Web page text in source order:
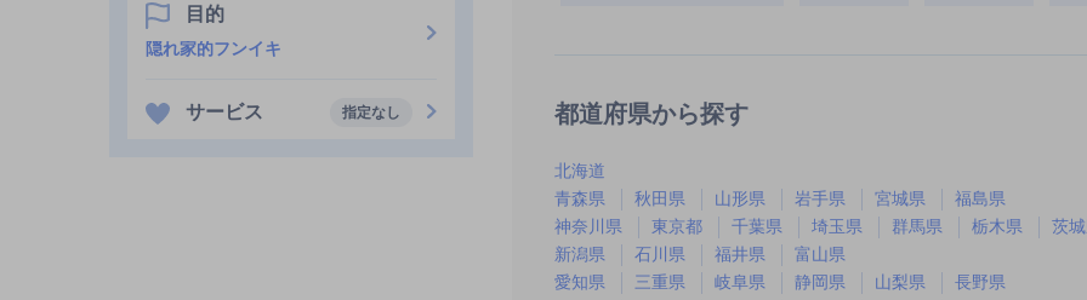
都道府県から探す
北海道
青森県
秋田県 山形県 岩手県 宮城県
福島県
神奈川県
東京都 千葉県 埼玉県 群馬県 栃木県
茨
新潟県
石川県 福井県
富山県
愛知県
三重県 岐阜県 静岡県 山梨県
長野県
目的
隠れ家的フンイキ
サービス 指定なし